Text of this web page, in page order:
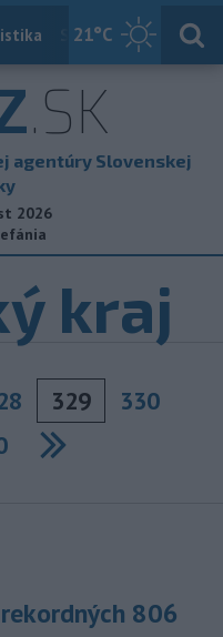
21°C
Slovensko
.SK
agentúry Slovenskej
2026
kraj
329
330
806